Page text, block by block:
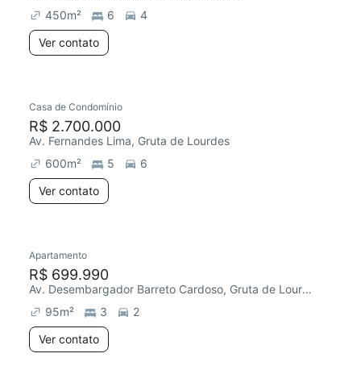
450m² 6
4
Ver contato
Chegou este mês
Casa de Condomínio
R$ 2.700.000
Av. Fernandes Lima, Gruta de Lourdes
600m² 5
6
Ver contato
Redecorar
Apartamento
R$ 699.990
Av. Desembargador Barreto Cardoso, Gruta de Lourdes
95m² 3
2
Ver contato